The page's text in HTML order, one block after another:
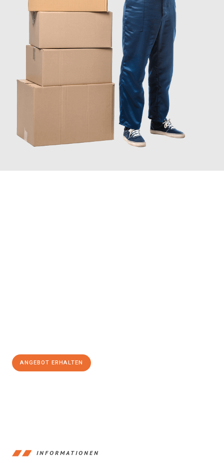
ANGEBOT ERHALTEN
INFORMATIONEN